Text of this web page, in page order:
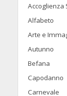
Accoglienza
Alfabeto
Arte e
Autunno
Befana
Capodanno
Carnevale